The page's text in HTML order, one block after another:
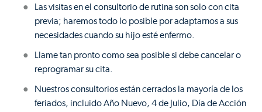
Las visitas en el consultorio de rutina son solo con cita
previa; haremos todo lo posible por adaptarnos a sus
necesidades cuando su hijo esté enfermo.
Llame tan pronto como sea posible si debe cancelar o
reprogramar su cita.
Nuestros consultorios están cerrados la mayoría de los
feriados, incluido Año Nuevo, 4 de Julio, Día de Acción